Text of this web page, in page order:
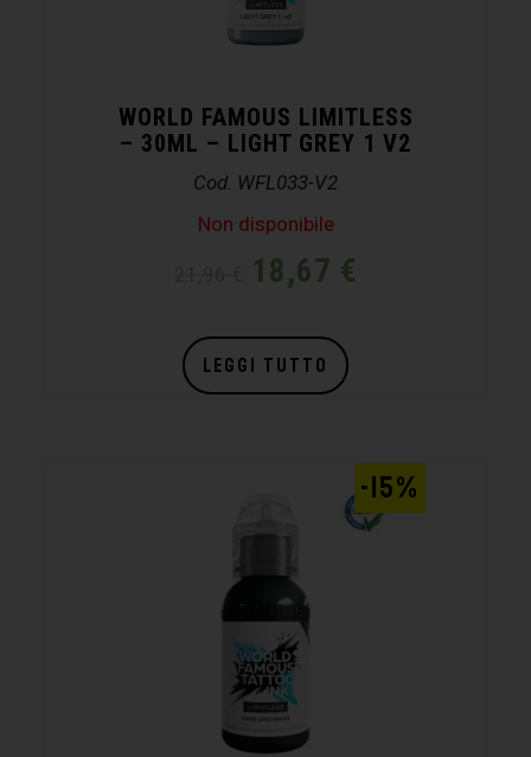
WORLD FAMOUS LIMITLESS
– 30ML – LIGHT GREY 1 V2
Cod. WFL033-V2
Non disponibile
18,67 €
LEGGI TUTTO
-15%